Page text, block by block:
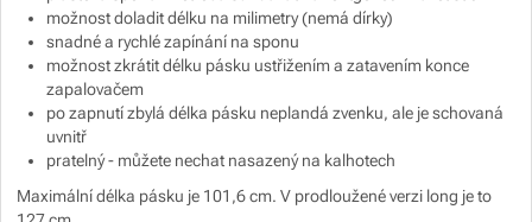
možnost doladit délku na milimetry (nemá dírky)
snadné a rychlé zapínání na sponu
možnost zkrátit délku pásku ustřižením a zatavením konce
zapalovačem
po zapnutí zbylá délka pásku neplandá zvenku, ale je schovaná
uvnitř
pratelný - můžete nechat nasazený na kalhotech
Maximální délka pásku je 101,6 cm. V prodloužené verzi long je to